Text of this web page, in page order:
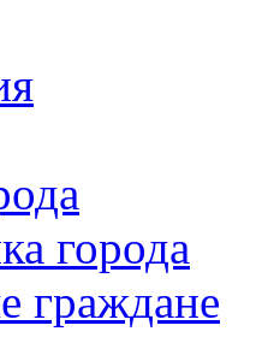
города
граждане